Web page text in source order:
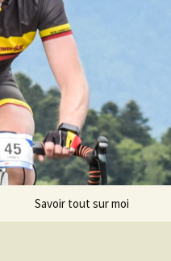
Savoir tout sur moi